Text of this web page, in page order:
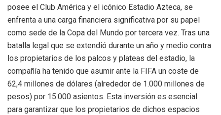
posee el Club América y el icónico Estadio Azteca, se
enfrenta a una carga financiera significativa por su papel
como sede de la Copa del Mundo por tercera vez. Tras una
batalla legal que se extendió durante un año y medio contra
los propietarios de los palcos y plateas del estadio, la
compañía ha tenido que asumir ante la FIFA un coste de
62,4 millones de dólares (alrededor de 1.000 millones de
pesos) por 15.000 asientos. Esta inversión es esencial
para garantizar que los propietarios de dichos espacios